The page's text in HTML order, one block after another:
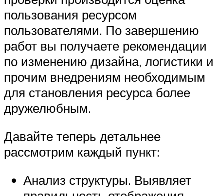
пользования ресурсом
пользователями. По завершению
работ вы получаете рекомендации
по изменению дизайна, логистики и
прочим внедрениям необходимым
для становления ресурса более
дружелюбным.
Давайте теперь детальнее
рассмотрим каждый пункт:
Анализ структуры. Выявляет